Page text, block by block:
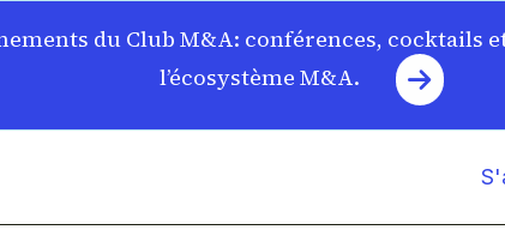
du Club M&A: conférences, cocktails
l’écosystème M&A.